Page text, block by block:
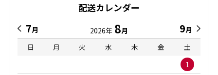
配送カレンダー
7月 2026年 8月 9月
日
月 火 水 木 金
土
1